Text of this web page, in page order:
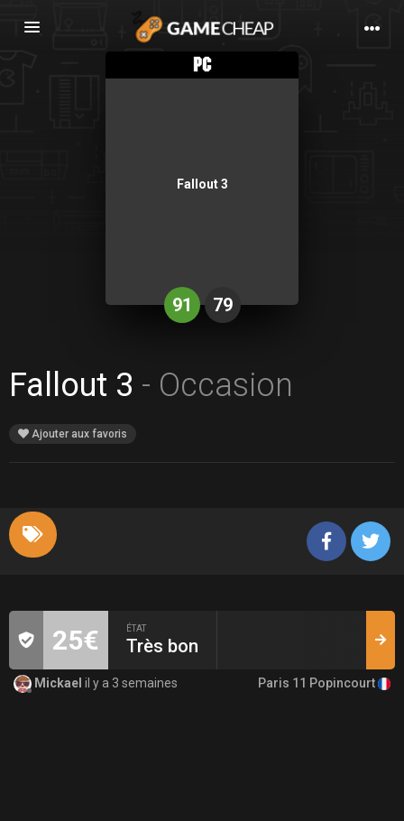
Basculer
Fallout 3
91 79
Fallout 3 - Occasion
Ajouter aux favoris
25€ ÉTAT
Très bon
Mickael il y a 3 semaines Paris 11 Popincourt